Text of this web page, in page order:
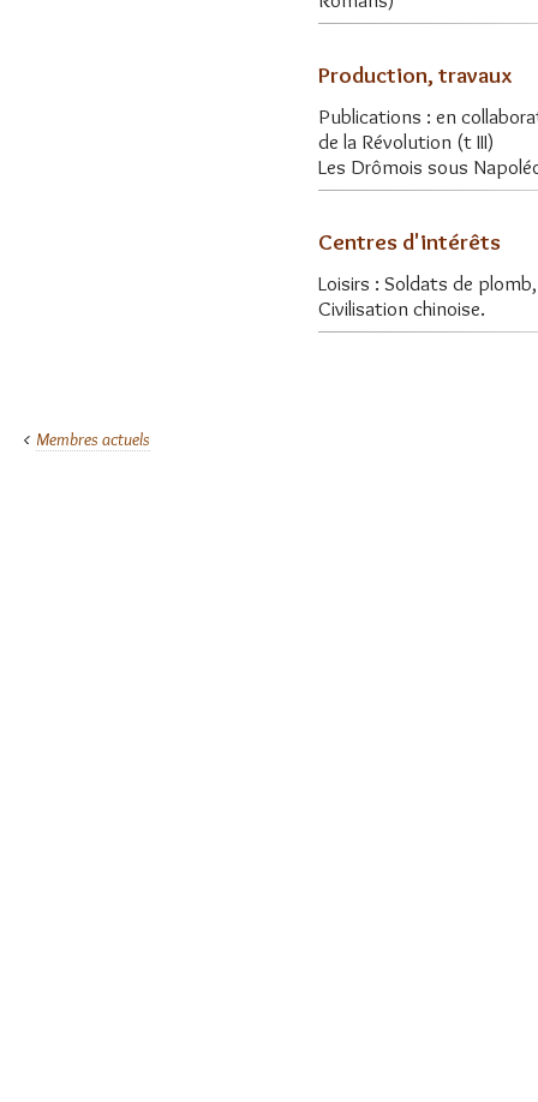
Production, travaux
Publications : en
de la Révolution (t III)
Les Drômois sous
Centres d'intérêts
Loisirs : Soldats de
Civilisation chinoise.
Membres actuels